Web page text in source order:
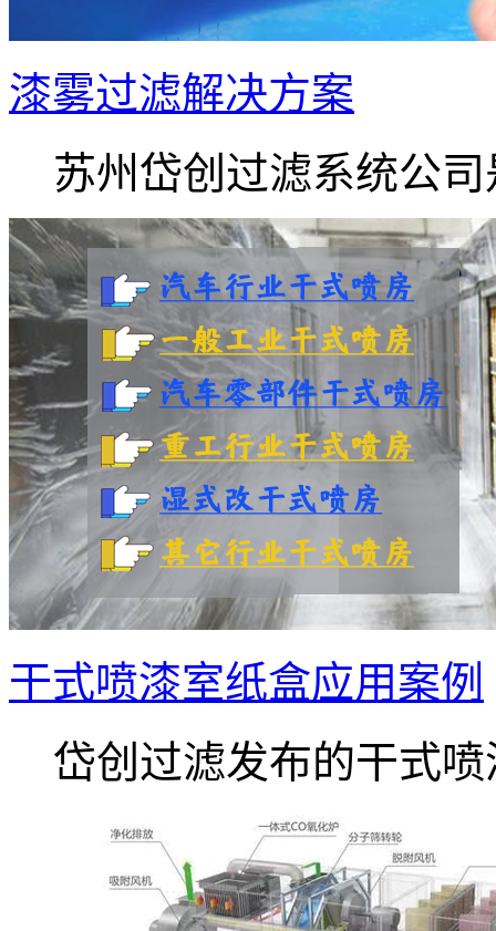
漆雾过滤解决方案
苏州岱创过滤系统公司
干式喷漆室纸盒应用案例
岱创过滤发布的干式喷